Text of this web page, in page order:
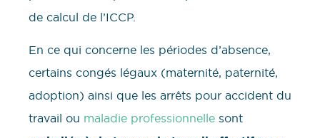
de calcul de l’ICCP.
En ce qui concerne les périodes d’absence,
certains congés légaux (maternité, paternité,
adoption) ainsi que les arrêts pour accident du
travail ou maladie professionnelle sont